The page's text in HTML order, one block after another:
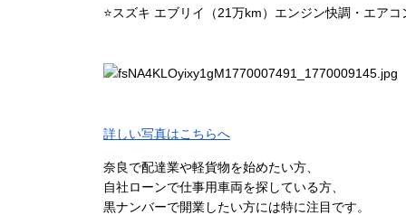
⭐スズキ エブリイ（21万km）エンジン快調・エアコ
詳しい写真はこちらへ
奈良で配達業や軽貨物を始めたい方、
自社ローンで仕事用車両を探している方、
黒ナンバーで開業したい方には特に注目です。